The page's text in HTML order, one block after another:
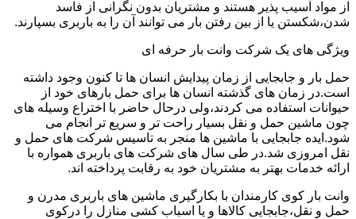
از مواد آسیب پذیر هستند و مشتریان بدون نگرانی از فاسد
شدن،شکستن یا از بین رفتن بار می توانند آن را به باربری بسپارند.
ویژگی های یک شرکت وانت بار حرفه ای
حمل بار و جابجایی از زمان پیدایش انسان ها تا کنون وجود داشته
است.در زمان های گذشته انسان ها برای حمل بارهای خود از
حیوانات استفاده می کردند،ولی درحال حاضر با اختراع وسیله های
چون ماشین حمل و نقل بسیار راحت تر و سریع تر انجام می
شود.ایده جابجایی با ماشین ها منجر به تاسیس شرکت های حمل و
نقل امروزی شد.در طی سال های شرکت های باربری همواره با
ارائه خدمات بهتر به مشتریان خود به رقابت پرداخته اند.
وانت بار کوی کارمندان با بکارگیری ماشین های باربری مدرن و
حمل و نقل،جابجایی کالاها و یا اسباب کشی منازل را درکوی